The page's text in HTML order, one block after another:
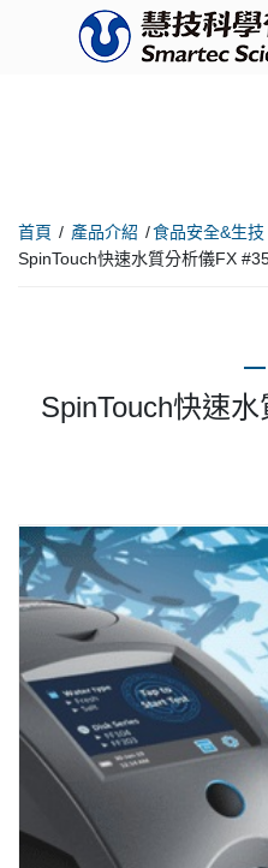
首頁 產品介紹 食品安全&生技
SpinTouch快速水質分析儀FX
SpinTouch快速